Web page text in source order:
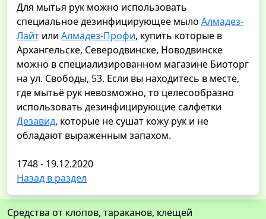
Для мытья рук можно использовать
специальное дезинфицирующее мыло Алмадез-
Лайт или Алмадез-Профи, купить которые в
Архангельске, Северодвинске, Новодвинске
можно в специализированном магазине Биоторг
на ул. Свободы, 53. Если вы находитесь в месте,
где мытьё рук невозможно, то целесообразно
использовать дезинфицирующие салфетки
Дезавид, которые не сушат кожу рук и не
обладают выраженным запахом.
1748 - 19.12.2020
Назад в раздел
Средства от клопов, тараканов, клещей